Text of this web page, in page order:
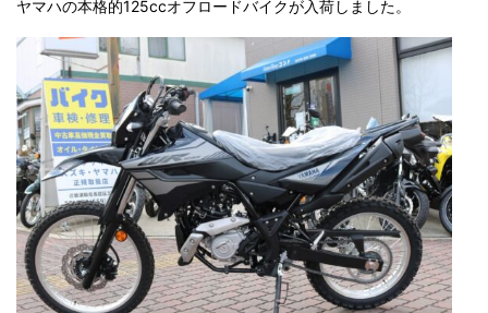
ヤマハの本格的125ccオフロードバイクが入荷しました。